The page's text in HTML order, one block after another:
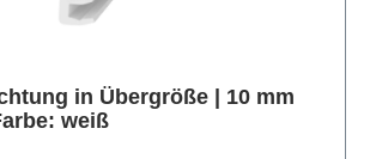
in Übergröße | 10 mm
weiß